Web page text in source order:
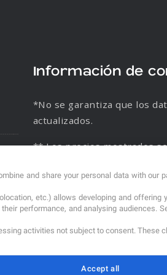
Información de
*No se garantiza que los
actualizados.
** Los precios mostrados
and share your personal data with our
etc.) allows developing and offering
performance, and analysing audiences.
activities not subject to consent. These
Accept all